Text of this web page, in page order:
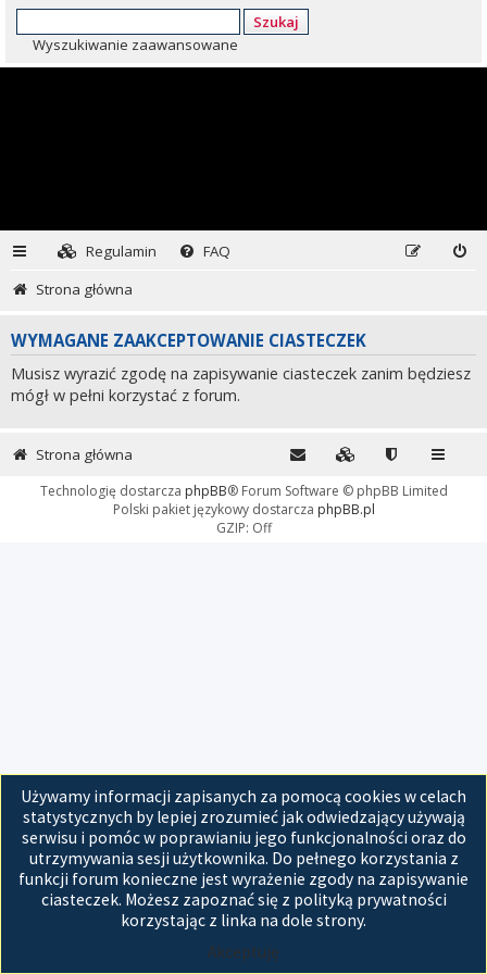
Szukaj
Wyszukiwanie zaawansowane
Regulamin
FAQ
Strona główna
WYMAGANE ZAAKCEPTOWANIE CIASTECZEK
Musisz wyrazić zgodę na zapisywanie ciasteczek zanim będziesz
mógł w pełni korzystać z forum.
Używamy informacji zapisanych za pomocą cookies w celach
statystycznych by lepiej zrozumieć jak odwiedzający używają
serwisu i pomóc w poprawianiu jego funkcjonalności oraz do
utrzymywania sesji użytkownika. Do pełnego korzystania z
funkcji forum konieczne jest wyrażenie zgody na zapisywanie
ciasteczek. Możesz zapoznać się z polityką prywatności
korzystając z linka na dole strony.
Akceptuję
Strona główna
Technologię dostarcza phpBB® Forum Software © phpBB Limited
Polski pakiet językowy dostarcza phpBB.pl
GZIP: Off